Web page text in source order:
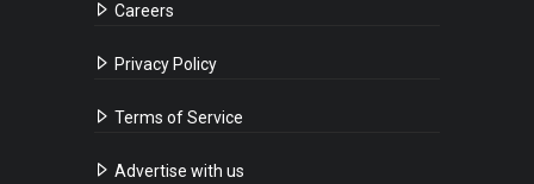
Careers
Privacy Policy
Terms of Service
Advertise with us